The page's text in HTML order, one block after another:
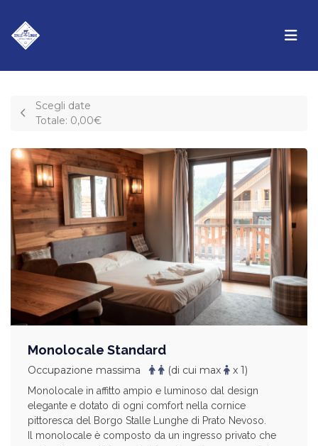
Scegli date
Totale: 0,00€
Monolocale Standard
Occupazione massima (di cui max x 1)
Monolocale in affitto ampio e luminoso dal design
elegante e dotato di ogni comfort nella cornice
pittoresca del Borgo Stalle Lunghe di Prato Nevoso.
Il monolocale è composto da un ingresso privato che